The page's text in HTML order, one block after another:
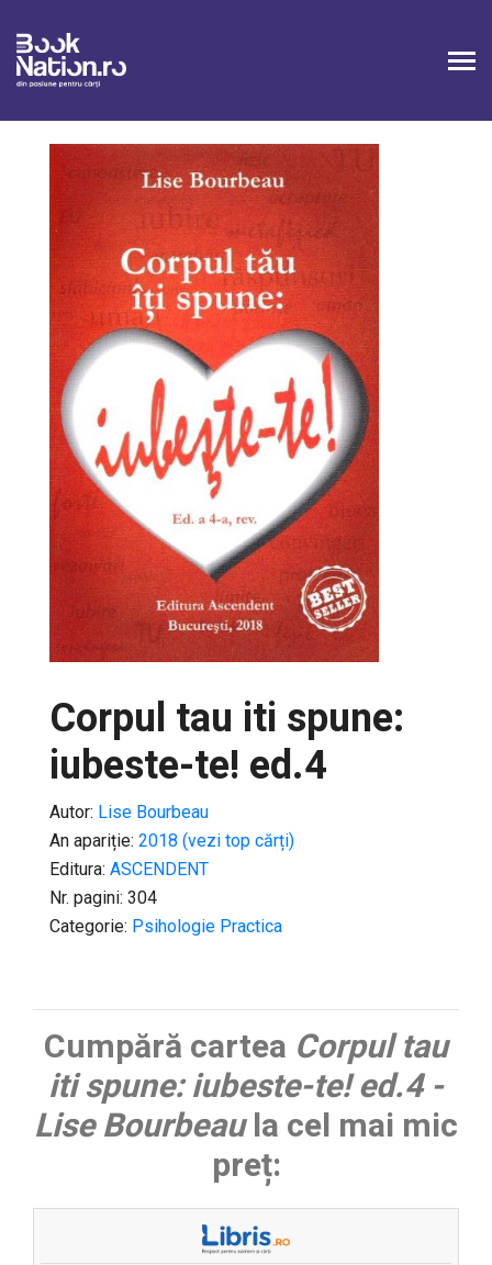
Corpul tau iti spune:
iubeste-te! ed.4
Autor: Lise Bourbeau
An apariție: 2018 (vezi top cărți)
Editura: ASCENDENT
Nr. pagini: 304
Categorie: Psihologie Practica
Cumpără cartea Corpul tau
iti spune: iubeste-te! ed.4 -
Lise Bourbeaula cel mai mic
preț: